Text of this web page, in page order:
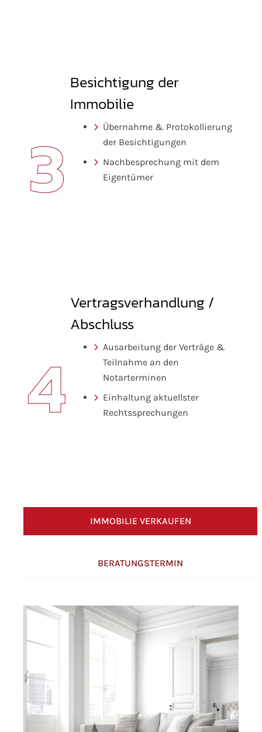
3
Besichtigung der
Immobilie
Übernahme & Protokollierung
der Besichtigungen
Nachbesprechung mit dem
Eigentümer
4
Vertragsverhandlung /
Abschluss
Ausarbeitung der Verträge &
Teilnahme an den
Notarterminen
Einhaltung aktuellster
Rechtssprechungen
IMMOBILIE VERKAUFEN
BERATUNGSTERMIN